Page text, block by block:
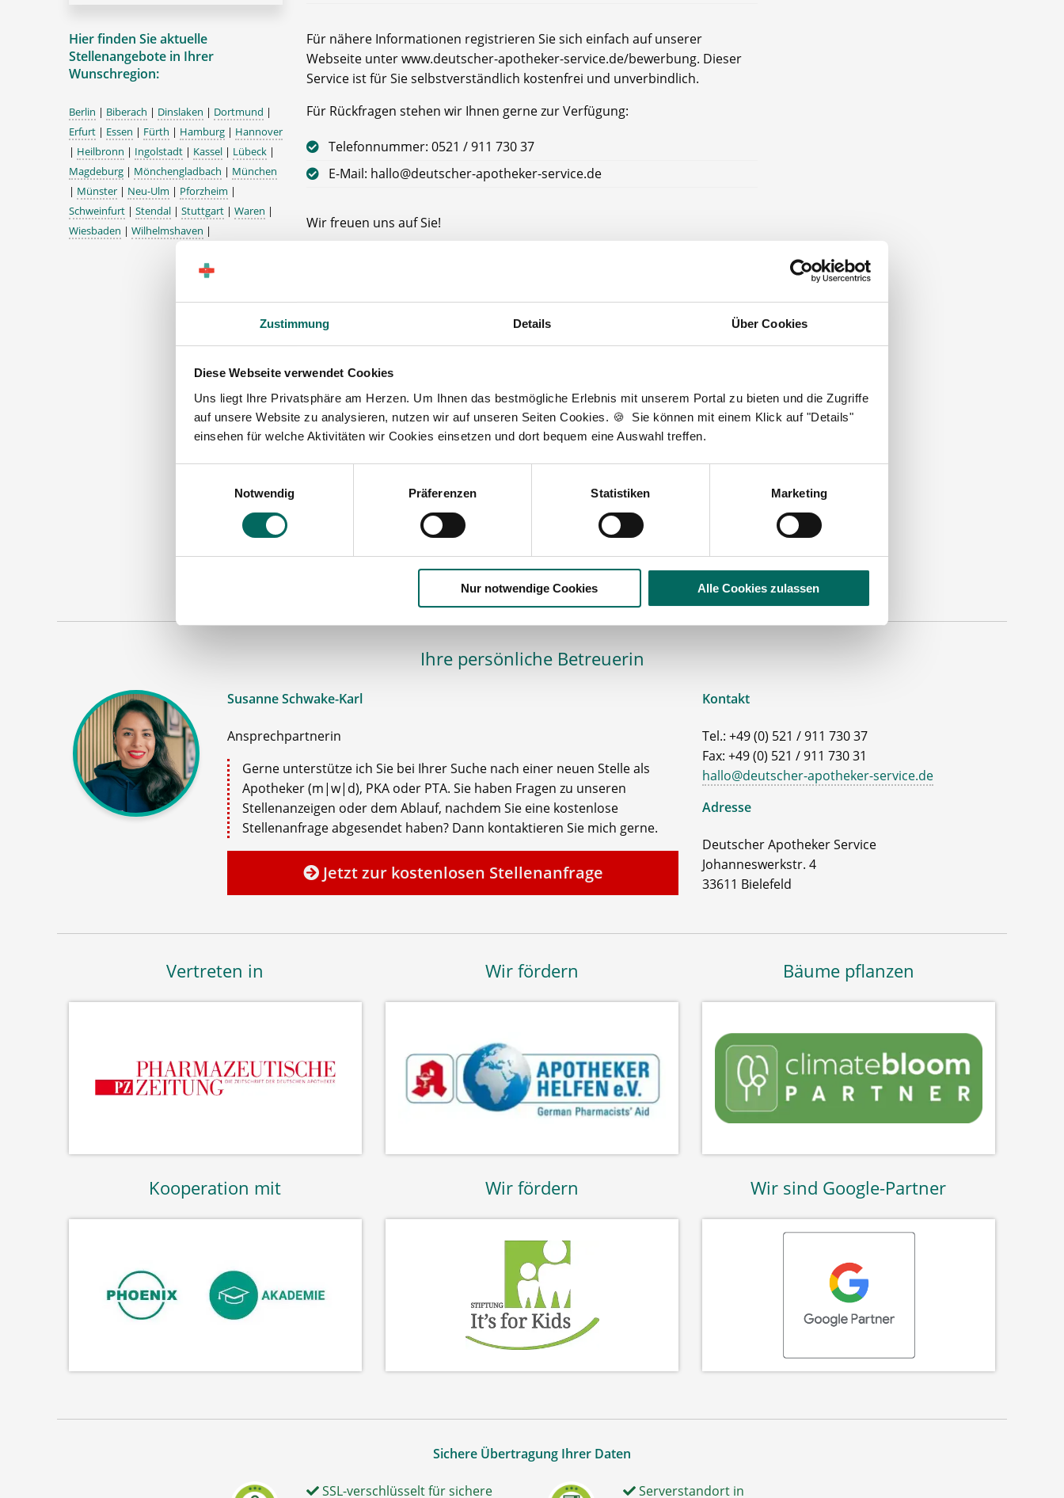
Zustimmung Details Über Cookies
Diese Webseite verwendet Cookies
Uns liegt Ihre Privatsphäre am Herzen. Um Ihnen das bestmögliche Erlebnis mit unserem Portal zu bieten und die Zugriffe
auf unsere Website zu analysieren, nutzen wir auf unseren Seiten Cookies. 🍪 Sie können mit einem Klick auf "Details"
einsehen für welche Aktivitäten wir Cookies einsetzen und dort bequem eine Auswahl treffen.
Notwendig
Präferenzen Statistiken Marketing
Nur notwendige Cookies Alle Cookies zulassen
Für nähere Informationen registrieren Sie sich einfach auf unserer
Webseite unter www.deutscher-apotheker-service.de/bewerbung. Dieser
Service ist für Sie selbstverständlich kostenfrei und unverbindlich.
Für Rückfragen stehen wir Ihnen gerne zur Verfügung:
Telefonnummer: 0521 / 911 730 37
E-Mail: hallo@deutscher-apotheker-service.de
Wir freuen uns auf Sie!
47533 Kleve
Jetzt kostenlos Details anfragen
Momentan interessieren sich 7 BesucherfürStellenangebote alsApotheker
Hier finden Sie aktuelle
Stellenangebote in Ihrer
Wunschregion:
Berlin | Biberach | Dinslaken | Dortmund |
Erfurt | Essen | Fürth | Hamburg | Hannover
| Heilbronn | Ingolstadt | Kassel | Lübeck |
Magdeburg | Mönchengladbach | München
| Münster | Neu-Ulm | Pforzheim |
Schweinfurt | Stendal | Stuttgart | Waren |
Wiesbaden | Wilhelmshaven |
Ihre persönliche Betreuerin
Susanne Schwake-Karl
Ansprechpartnerin
Gerne unterstütze ich Sie bei Ihrer Suche nach einer neuen Stelle als
Apotheker (m|w|d), PKA oder PTA. Sie haben Fragen zu unseren
Stellenanzeigen oder dem Ablauf, nachdem Sie eine kostenlose
Stellenanfrage abgesendet haben? Dann kontaktieren Sie mich gerne.
Jetzt zur kostenlosen Stellenanfrage
Kontakt
Tel.: +49 (0) 521 / 911 730 37
Fax: +49 (0) 521 / 911 730 31
hallo@deutscher-apotheker-service.de
Adresse
Deutscher Apotheker Service
Johanneswerkstr. 4
33611 Bielefeld
Vertreten in Wir fördern Bäume pflanzen
Kooperation mit Wir fördern Wir sind Google-Partner
Sichere Übertragung Ihrer Daten
SSL-verschlüsselt für sichere Serverstandort in